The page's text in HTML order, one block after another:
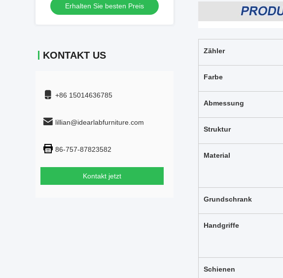
Erhalten Sie besten Preis
KONTAKT US
+86 15014636785
lillian@idearlabfurniture.com
86-757-87823582
Kontakt jetzt
Zähler
Farbe
Abmessung
Struktur
Material
Grundschrank
Handgriffe
Schienen